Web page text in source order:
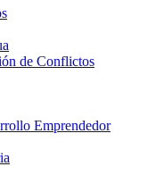
de Conflictos
Emprendedor